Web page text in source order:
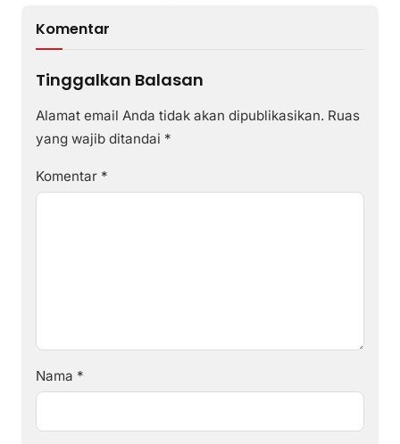
Komentar
Tinggalkan Balasan
Alamat email Anda tidak akan dipublikasikan. Ruas
yang wajib ditandai *
Komentar *
Nama *